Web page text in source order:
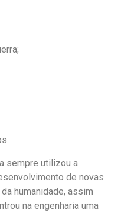
sempre utilizou a
de novas
humanidade, assim
na engenharia uma